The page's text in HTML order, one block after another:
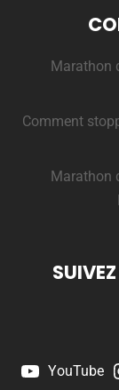
Marathon
Comment
Marathon
YouTube